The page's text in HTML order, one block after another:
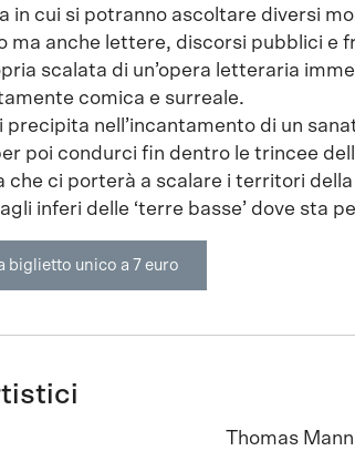
in cui si potranno ascoltare diversi
ma anche lettere, discorsi pubblici e
scalata di un’opera letteraria
comica e surreale.
precipita nell’incantamento di un
poi condurci fin dentro le trincee
che ci porterà a scalare i territori
inferi delle ‘terre basse’ dove sta
biglietto unico a 7 euro
Thomas Mann